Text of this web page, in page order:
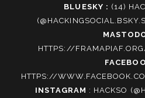
BLUESKY : (14)
HTTPS://
HTTPS://
INSTAGRAM : HACKSO